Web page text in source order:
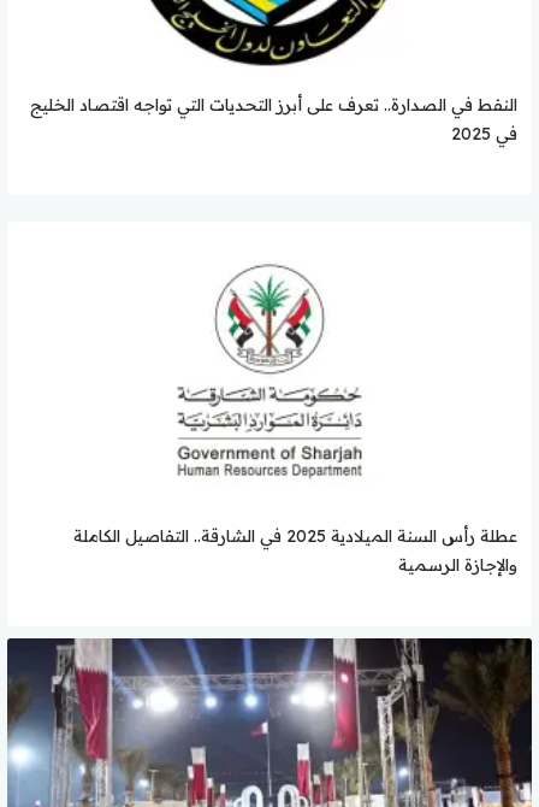
النفط في الصدارة.. تعرف على أبرز التحديات التي تواجه اقتصاد الخليج
في 2025
عطلة رأس السنة الميلادية 2025 في الشارقة.. التفاصيل الكاملة
والإجازة الرسمية